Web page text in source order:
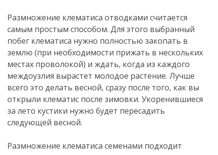
Размножение клематиса отводками считается
самым простым способом. Для этого выбранный
побег клематиса нужно полностью закопать в
землю (при необходимости прижать в нескольких
местах проволокой) и ждать, когда из каждого
междоузлия вырастет молодое растение. Лучше
всего это делать весной, сразу после того, как вы
открыли клематис после зимовки. Укоренившиеся
за лето кустики нужно будет пересадить
следующей весной.
Размножение клематиса семенами подходит